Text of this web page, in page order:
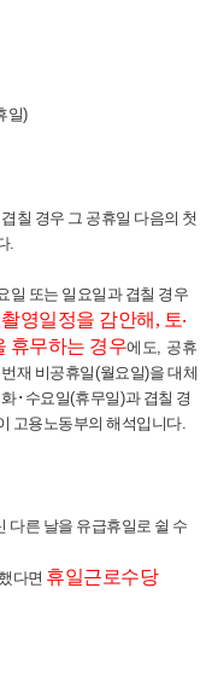
일)
칠 경우 그 공휴일 다음의 첫
.
일 또는 일요일과 겹칠 경우
촬영일정을 감안해, 토‧
휴무하는 경우에도, 공휴
재 비공휴일(월요일)을 대체
･ 수요일(휴무일)과 겹칠 경
고용노동부의 해석입니다.
다른 날을 유급휴일로 쉴 수
다면 휴일근로수당